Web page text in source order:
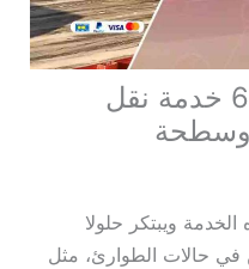
ونش هدية 66400336 خدمة نقل
وسطحة
ويبتكر حلولا
في حالات الطوارئ، مثل